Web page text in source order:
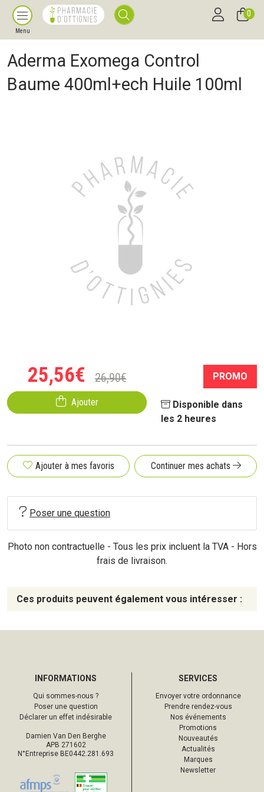
Menu
0
Aderma Exomega Control
Baume 400ml+ech Huile 100ml
25,56€ 26,90€
Ajouter
PROMO
Disponible dans
les 2 heures
Ajouter à mes favoris Continuer mes achats
Poser une question
Photo non contractuelle - Tous les prix incluent la TVA - Hors
frais de livraison.
Ces produits peuvent également vous intéresser :
INFORMATIONS
Qui sommes-nous ?
Poser une question
Déclarer un effet indésirable
Damien Van Den Berghe
APB 271602
N°Entreprise BE0442.281.693
SERVICES
Envoyer votre ordonnance
Prendre rendez-vous
Nos événements
Promotions
Nouveautés
Actualités
Marques
Newsletter